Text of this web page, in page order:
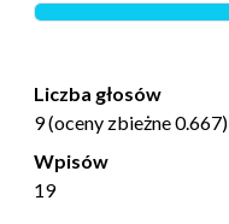
Liczba głosów
9 (oceny zbieżne 0.667)
Wpisów
19